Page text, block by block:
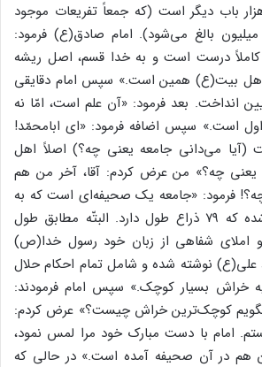
باب دیگر است (که جمعاً تفریعات موجود
بالغ می‌شود). امام صادق(ع) فرمود:
کاملاً درست است و به خدا قسم، اصل ریشه
بیت(ع) همین است.» سپس امام دقایقی
انداخت. بعد فرمود: «آن علم است، امّا نه
است.» سپس اضافه فرمود: «ای ابامحمّد!
(آیا می‌دانی جامعه یعنی چه؟) اصلاً اهل
یعنی چه؟» من عرض کردم: آقا، آخر من هم
فرمود: «جامعه یک صحیفه‌ای است که به
شکل طومار پیچیده شده که ۷۹ ذراع طول دارد. البتّه مطابق طول
شفاهی از زبان خود رسول خدا(ص)
نوشته شده و شامل تمام احکام حلال
خراش بسیار کوچک.» سپس امام فرمودند:
بگویم کوچک‌ترین خراش چیست؟» عرض کردم:
امام با دست مبارک خود مرا لمس نمود،
هم در آن صحیفه آمده است.» در حالی که